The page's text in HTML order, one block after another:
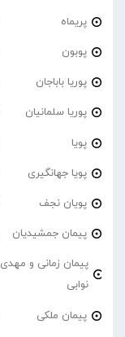
پریماه
پوبون
پوریا باباجان
پوریا سلمانیان
پویا
پویا جهانگیری
پویان نجف
پیمان جمشیدیان
پیمان زمانی و مهدی
نوابی
پیمان ملکی